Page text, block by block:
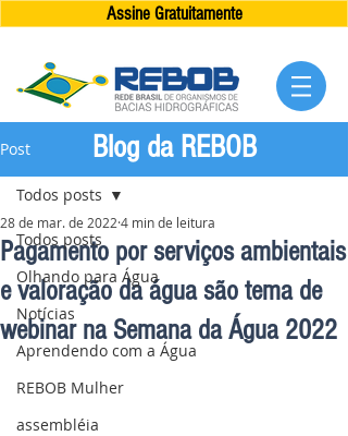
Assine Gratuitamente
Post
Todos posts
Olhando para Água
Notícias
Aprendendo com a Água
REBOB Mulher
assembléia
Todos posts
Pagamento por serviços ambientais
e valoração da água são tema de
webinar na Semana da Água 2022
28 de mar. de 2022 4 min de leitura
Blog da REBOB